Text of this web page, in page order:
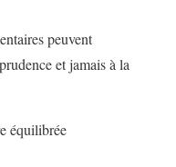
peuvent
et jamais à la
équilibrée